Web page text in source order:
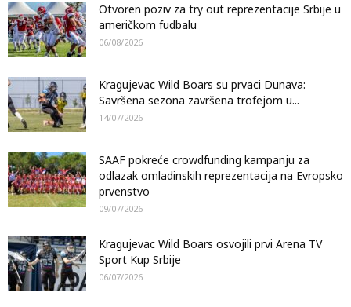
Otvoren poziv za try out reprezentacije Srbije u
američkom fudbalu
06/08/2026
Kragujevac Wild Boars su prvaci Dunava:
Savršena sezona završena trofejom u...
14/07/2026
SAAF pokreće crowdfunding kampanju za
odlazak omladinskih reprezentacija na Evropsko
prvenstvo
09/07/2026
Kragujevac Wild Boars osvojili prvi Arena TV
Sport Kup Srbije
06/07/2026